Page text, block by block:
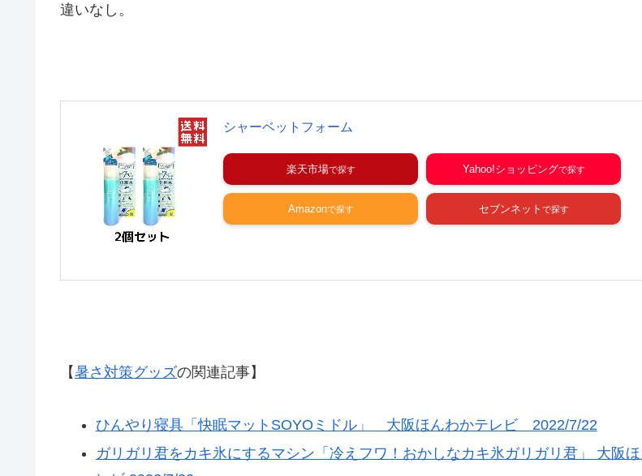
違いなし。
シャーベットフォーム
楽天市場 Yahoo!ショッピング
Amazon セブンネット
【暑さ対策グッズの関連記事】
ひんやり寝具「快眠マットSOYOミドル」 大阪ほんわかテレビ 2022/7/22
ガリガリ君をカキ氷にするマシン「冷えフワ！おかしなカキ氷ガリガリ君」 大阪